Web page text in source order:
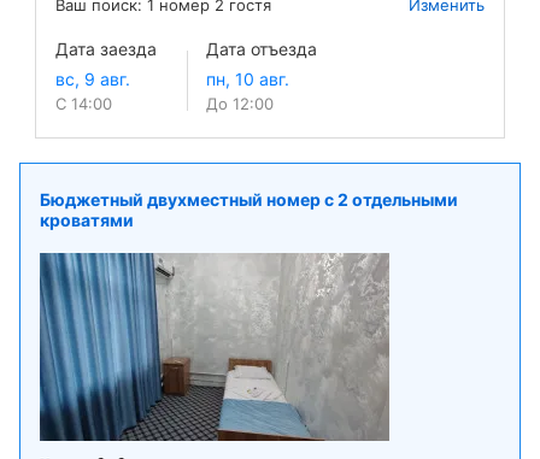
Ваш поиск: 1 номер 2 гостя Изменить
Дата заезда
С 14:00
Дата отъезда
До 12:00
Бюджетный двухместный номер с 2 отдельными
кроватями